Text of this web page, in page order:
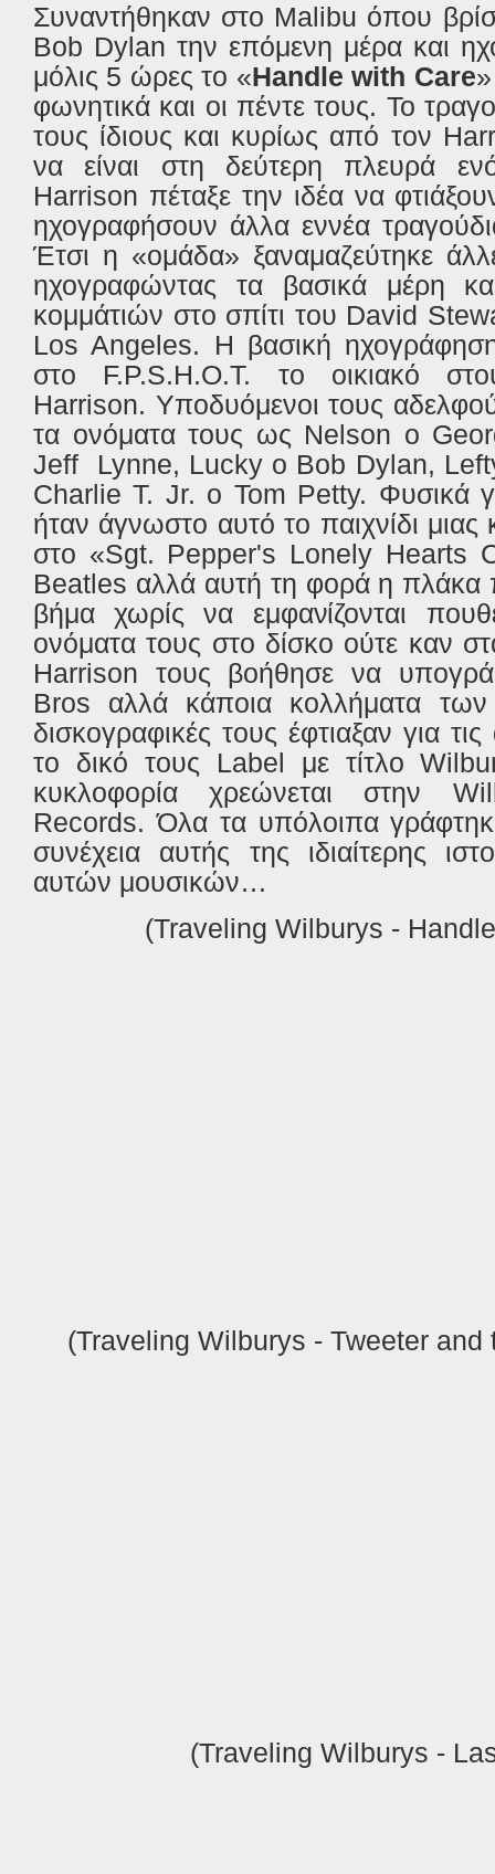
Συναντήθηκαν στο Malibu όπου
Bob Dylan την επόμενη μέρα και
μόλις 5 ώρες το «Handle with Care
φωνητικά και οι πέντε τους. Το
τους ίδιους και κυρίως από τον
να είναι στη δεύτερη πλευρά
Harrison πέταξε την ιδέα να
ηχογραφήσουν άλλα εννέα
Έτσι η «ομάδα» ξαναμαζεύτηκε
ηχογραφώντας τα βασικά μέρη
κομμάτιών στο σπίτι του David
Los Angeles. Η βασική
στο F.P.S.H.O.T. το οικιακό
Harrison. Υποδυόμενοι τους
τα ονόματα τους ως Nelson ο
Jeff
Lynne, Lucky ο Bob Dylan,
Charlie T. Jr. ο Tom Petty. Φυσικά
ήταν άγνωστο αυτό το παιχνίδι μιας
στο «Sgt. Pepper's Lonely Hearts
Beatles αλλά αυτή τη φορά η
βήμα χωρίς να εμφανίζονται
ονόματα τους στο δίσκο ούτε καν
Harrison
τους βοήθησε να
Bros
αλλά κάποια κολλήματα
δισκογραφικές τους έφτιαξαν για
το δικό τους Label με τίτλο
κυκλοφορία χρεώνεται στην
Records. Όλα τα υπόλοιπα
συνέχεια αυτής της ιδιαίτερης
αυτών μουσικών…
(Traveling Wilburys -
(Traveling Wilburys - Tweeter and
(Traveling Wilburys -